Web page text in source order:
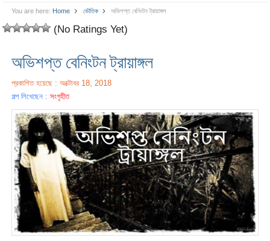
You are here: Home ভৌতিক অভিশপ্ত বেনিংটন ট্রায়াঙ্গল
(No Ratings Yet)
অভিশপ্ত বেনিংটন ট্রায়াঙ্গল
প্রকাশিত হয়েছে : অক্টোবর 18, 2018
গল্প লিখেছেন :সংগৃহীত